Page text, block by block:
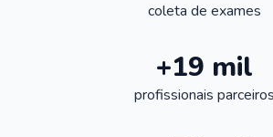
coleta de exames
+19 mil
profissionais parceiros